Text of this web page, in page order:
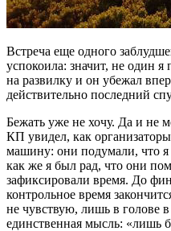
Встреча еще одного
успокоила: значит, не один
на развилку и он убежал
действительно последний
Бежать уже не хочу. Да и не
КП увидел, как
машину: они подумали, что
как же я был рад, что они
зафиксировали время. До
контрольное время
не чувствую, лишь в голове
единственная мысль: «лишь